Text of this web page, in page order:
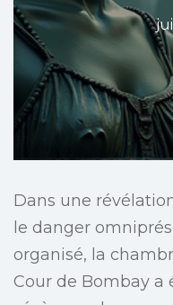
Dans une
le danger
organisé, la
Cour de Bombay a